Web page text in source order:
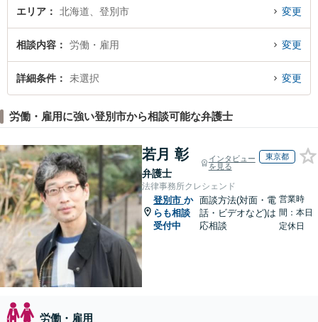
ています。『登別市で土日や夜間に発生した労働・雇用のトラブルを今すぐに
士に相談予約したい』などでお困りの相談者さんにおすすめです。
エリア 北海道、登別市 変更
相談内容 労働・雇用 変更
詳細条件 未選択 変更
労働・雇用に強い登別市から相談可能な弁護士
若月 彰
弁護士
インタビュー
を見る
東京都
法律事務所クレシェンド
登別市 か
らも相談
受付中
面談方法(対面・電
話・ビデオなど)は
応相談
営業時
間：本日
定休日
労働・雇用